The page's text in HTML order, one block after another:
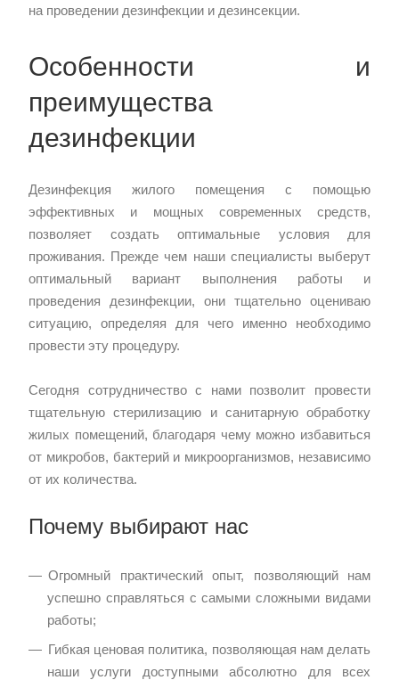
на проведении дезинфекции и дезинсекции.
Особенности и
преимущества
дезинфекции
Дезинфекция жилого помещения с помощью
эффективных и мощных современных средств,
позволяет создать оптимальные условия для
проживания. Прежде чем наши специалисты выберут
оптимальный вариант выполнения работы и
проведения дезинфекции, они тщательно оцениваю
ситуацию, определяя для чего именно необходимо
провести эту процедуру.
Сегодня сотрудничество с нами позволит провести
тщательную стерилизацию и санитарную обработку
жилых помещений, благодаря чему можно избавиться
от микробов, бактерий и микроорганизмов, независимо
от их количества.
Почему выбирают нас
Огромный практический опыт, позволяющий нам
успешно справляться с самыми сложными видами
работы;
Гибкая ценовая политика, позволяющая нам делать
наши услуги доступными абсолютно для всех